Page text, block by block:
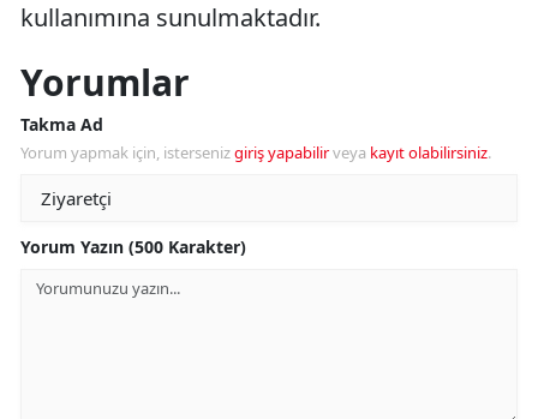
kullanımına sunulmaktadır.
Yorumlar
Takma Ad
Yorum yapmak için, istersenizgiriş yapabilirveya kayıt olabilirsiniz.
Yorum Yazın (500 Karakter)